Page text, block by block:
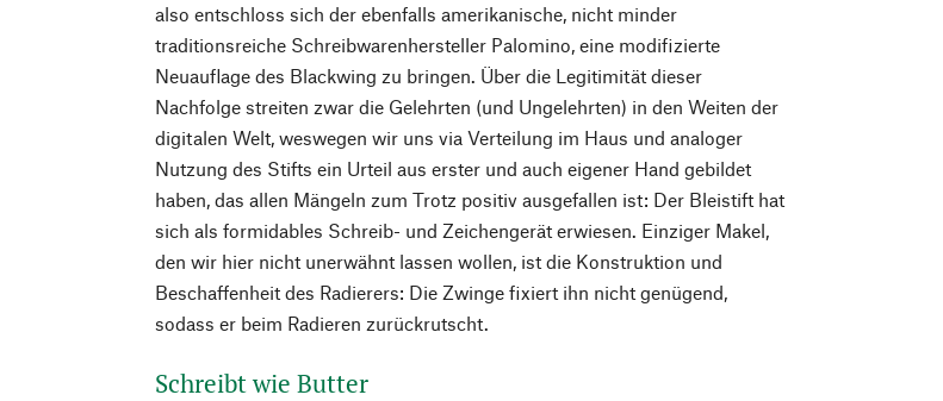
also entschloss sich der ebenfalls amerikanische, nicht minder
traditionsreiche Schreibwarenhersteller Palomino, eine modifizierte
Neuauflage des Blackwing zu bringen. Über die Legitimität dieser
Nachfolge streiten zwar die Gelehrten (und Ungelehrten) in den Weiten der
digitalen Welt, weswegen wir uns via Verteilung im Haus und analoger
Nutzung des Stifts ein Urteil aus erster und auch eigener Hand gebildet
haben, das allen Mängeln zum Trotz positiv ausgefallen ist: Der Bleistift hat
sich als formidables Schreib- und Zeichengerät erwiesen. Einziger Makel,
den wir hier nicht unerwähnt lassen wollen, ist die Konstruktion und
Beschaffenheit des Radierers: Die Zwinge fixiert ihn nicht genügend,
sodass er beim Radieren zurückrutscht.
Schreibt wie Butter